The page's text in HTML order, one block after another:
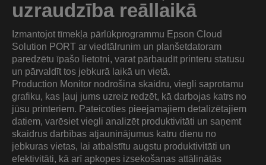
uzraudzība reāllaikā
Izmantojot tīmekļa pārlūkprogrammu Epson Cloud
Solution PORT ar viedtālrunim un planšetdatoram
paredzētu īpašo lietotni, varat pārbaudīt printeru statusu
un pārvaldīt tos jebkurā laikā un vietā.
Production Monitor nodrošina skaidru, viegli saprotamu
grafiku, kas ļauj jums uzreiz redzēt, kā darbojas katrs no
jūsu printeriem. Pateicoties pieejamajiem detalizētajiem
datiem, varēsiet viegli analizēt produktivitāti un saņemt
skaidrus darbības atjauninājumus katru dienu no
jebkuras vietas, lai atbalstītu augstu produktivitāti un
efektivitāti, kā arī apkopes izsekošanas attālinātās